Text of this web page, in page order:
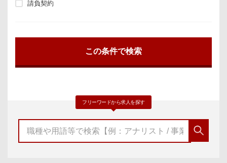
請負契約
フリーワードから求人を探す